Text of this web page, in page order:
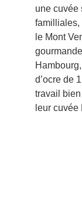
une cuvée
familliales,
le Mont
d’ocre de
travail
leur